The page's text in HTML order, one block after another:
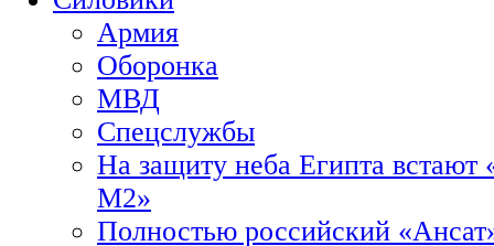
Армия
Оборонка
МВД
Спецслужбы
На защиту неба Египта встают
М2»
Полностью российский